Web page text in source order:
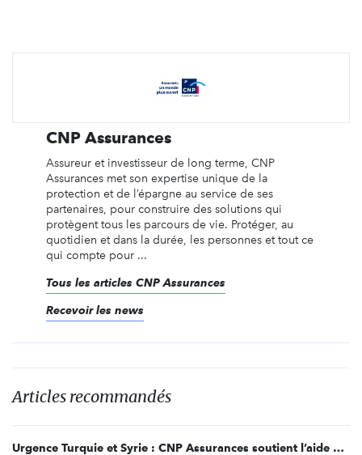
CNP Assurances
Assureur et investisseur de long terme, CNP
Assurances met son expertise unique de la
protection et de l’épargne au service de ses
partenaires, pour construire des solutions qui
protègent tous les parcours de vie. Protéger, au
quotidien et dans la durée, les personnes et tout ce
qui compte pour ...
Tous les articles CNP Assurances
Recevoir les news
Articles recommandés
Urgence Turquie et Syrie : CNP Assurances soutient l’aide humanitaire apportée par la Croix-Rouge française